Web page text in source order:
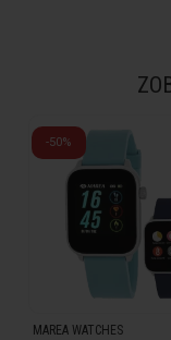
-50%
MAREA WATCHES